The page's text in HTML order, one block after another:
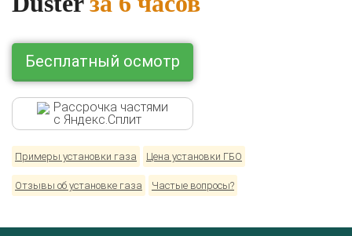
Бесплатный осмотр
Рассрочка частями
с Яндекс.Сплит
Примеры установки газа Цена установки ГБО
Отзывы об установке газа Частые вопросы?